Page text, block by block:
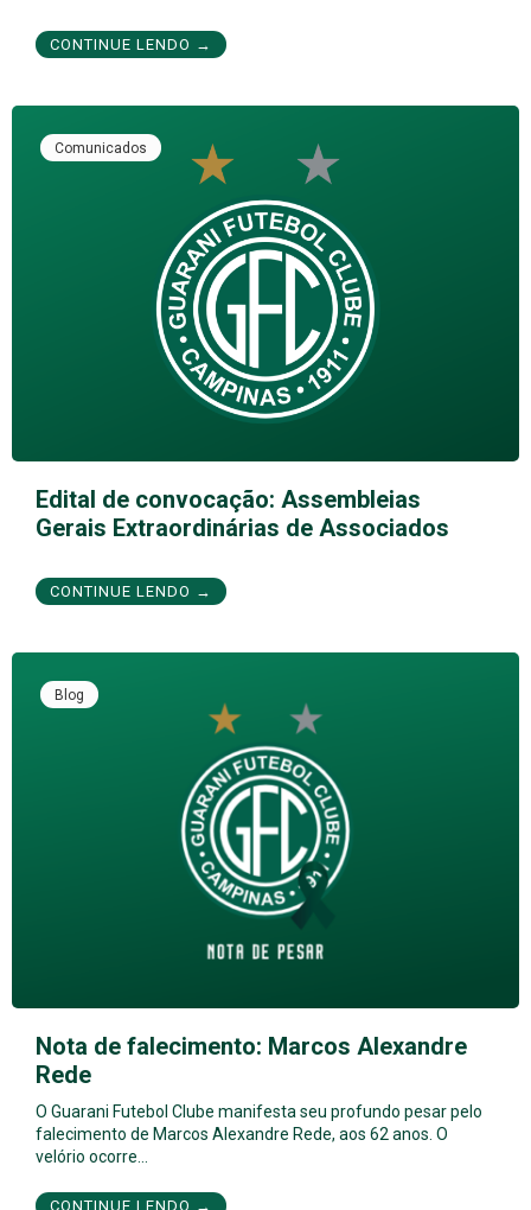
CONTINUE LENDO →
Comunicados
Edital de convocação: Assembleias
Gerais Extraordinárias de Associados
CONTINUE LENDO →
Blog
Nota de falecimento: Marcos Alexandre
Rede
O Guarani Futebol Clube manifesta seu profundo pesar pelo
falecimento de Marcos Alexandre Rede, aos 62 anos. O
velório ocorre…
CONTINUE LENDO →